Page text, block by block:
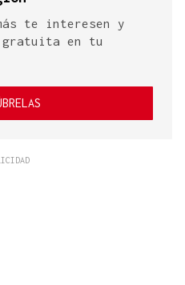
te interesen y
gratuita en tu